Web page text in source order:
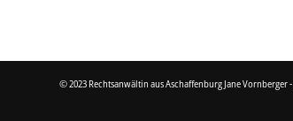
© 2023 Rechtsanwältin aus Aschaffenburg Jane Vornberger -